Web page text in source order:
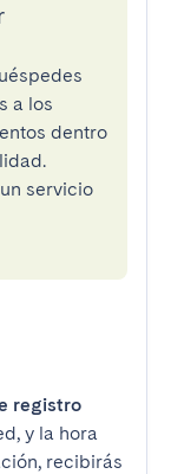
a los
dentro
servicio
registro
y la hora
recibirás